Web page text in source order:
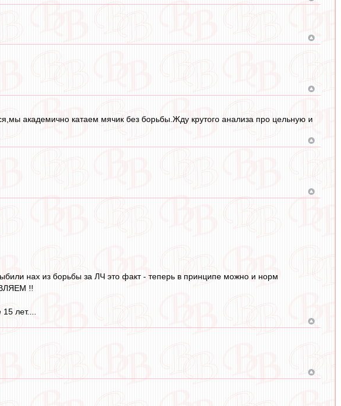
академично катаем мячик без борьбы.Жду крутого анализа про цельную и
нах из борьбы за ЛЧ это факт - теперь в принципе можно и норм
!!
лет....